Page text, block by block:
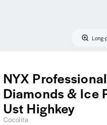
Long-
NYX
Diamonds & Ice
Ust Highkey
Cocolita